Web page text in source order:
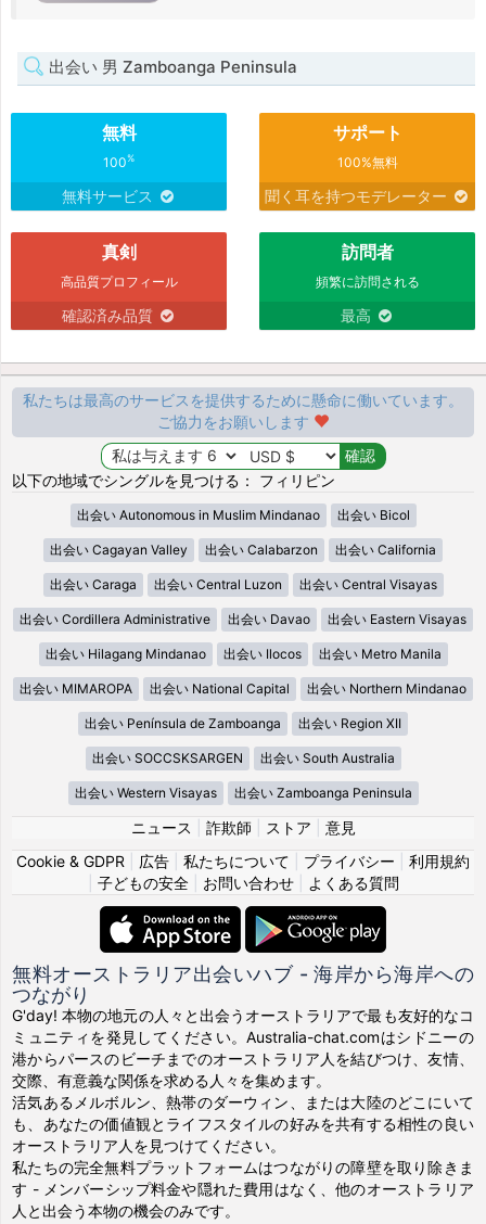
出会い 男 Zamboanga Peninsula
無料
100%
無料サービス
サポート
100%無料
聞く耳を持つモデレーター
真剣
高品質プロフィール
確認済み品質
訪問者
頻繁に訪問される
最高
私たちは最高のサービスを提供するために懸命に働いています。
ご協力をお願いします
以下の地域でシングルを見つける： フィリピン
出会い Autonomous in Muslim Mindanao 出会い Bicol
出会い Cagayan Valley 出会い Calabarzon 出会い California
出会い Caraga 出会い Central Luzon 出会い Central Visayas
出会い Cordillera Administrative 出会い Davao 出会い Eastern Visayas
出会い Hilagang Mindanao 出会い Ilocos 出会い Metro Manila
出会い MIMAROPA 出会い National Capital 出会い Northern Mindanao
出会い Península de Zamboanga 出会い Region XII
出会い SOCCSKSARGEN 出会い South Australia
出会い Western Visayas 出会い Zamboanga Peninsula
ニュース 詐欺師 ストア
意見
Cookie & GDPR
広告 私たちについて プライバシー
利用規約
子どもの安全| お問い合わせ| よくある質問
無料オーストラリア出会いハブ - 海岸から海岸への
つながり
G'day! 本物の地元の人々と出会うオーストラリアで最も友好的なコ
ミュニティを発見してください。Australia-chat.comはシドニーの
港からパースのビーチまでのオーストラリア人を結びつけ、友情、
交際、有意義な関係を求める人々を集めます。
活気あるメルボルン、熱帯のダーウィン、または大陸のどこにいて
も、あなたの価値観とライフスタイルの好みを共有する相性の良い
オーストラリア人を見つけてください。
私たちの完全無料プラットフォームはつながりの障壁を取り除きま
す - メンバーシップ料金や隠れた費用はなく、他のオーストラリア
人と出会う本物の機会のみです。